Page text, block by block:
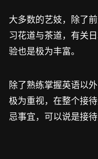
大多数的艺妓，除了
习花道与茶道，有关
验也是极为丰富。
除了熟练掌握英语以
极为重视，在整个接
忌事宜，可以说是接